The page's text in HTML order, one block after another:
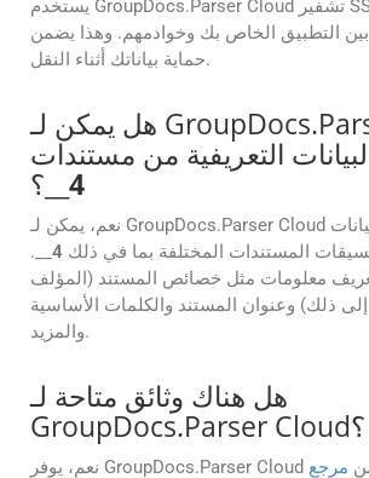
يستخدم GroupDocs.Parser Cloud تشفير SSL/TLS لنقل
بين التطبيق الخاص بك وخوادمهم. وهذا يضمن
حماية بياناتك أثناء النقل.
هل يمكن لـ GroupDocs.Parser Cloud
التعريفية من مستندات
4 __؟
نعم، يمكن لـ GroupDocs.Parser Cloud استخراج البيانات
المستندات المختلفة بما في ذلك 4
__.
معلومات مثل خصائص المستند (المؤلف
إلى ذلك) وعنوان المستند والكلمات الأساسية
والمزيد.
هل هناك وثائق متاحة لـ
GroupDocs.Parser Cloud؟
نعم، يوفر GroupDocs.Parser Cloud مرجع